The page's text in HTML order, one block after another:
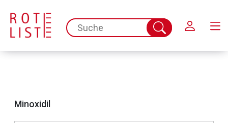
spc.search.input.placeholder
Suche
abschicken
Minoxidil